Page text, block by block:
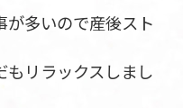
が多いので産後スト
もリラックスしまし